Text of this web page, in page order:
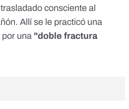
trasladado consciente al
Allí se le practicó una
una "doble fractura